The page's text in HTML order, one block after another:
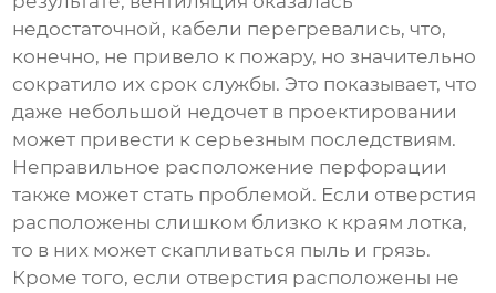
недостаточной, кабели перегревались, что,
конечно, не привело к пожару, но значительно
сократило их срок службы. Это показывает, что
даже небольшой недочет в проектировании
может привести к серьезным последствиям.
Неправильное расположение перфорации
также может стать проблемой. Если отверстия
расположены слишком близко к краям лотка,
то в них может скапливаться пыль и грязь.
Кроме того, если отверстия расположены не